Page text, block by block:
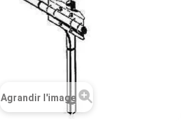
Agrandir l'image